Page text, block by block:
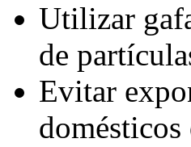
Utilizar
de
Evitar